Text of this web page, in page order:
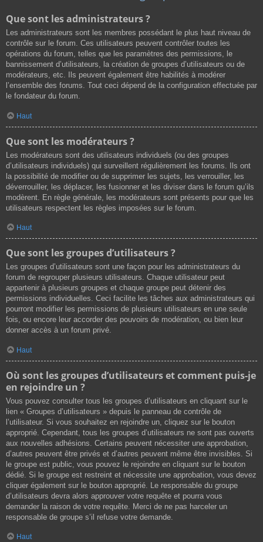
Que sont les administrateurs ?
Les administrateurs sont les membres possédant le plus haut niveau de
contrôle sur le forum. Ces utilisateurs peuvent contrôler toutes les
opérations du forum, telles que les paramètres des permissions, le
bannissement d’utilisateurs, la création de groupes d’utilisateurs ou de
modérateurs, etc. Ils peuvent également être habilités à modérer
l’ensemble des forums. Tout ceci dépend de la configuration effectuée par
le fondateur du forum.
Haut
Que sont les modérateurs ?
Les modérateurs sont des utilisateurs individuels (ou des groupes
d’utilisateurs individuels) qui surveillent régulièrement les forums. Ils ont
la possibilité de modifier ou de supprimer les sujets, les verrouiller, les
déverrouiller, les déplacer, les fusionner et les diviser dans le forum qu’ils
modèrent. En règle générale, les modérateurs sont présents pour que les
utilisateurs respectent les règles imposées sur le forum.
Haut
Que sont les groupes d’utilisateurs ?
Les groupes d’utilisateurs sont une façon pour les administrateurs du
forum de regrouper plusieurs utilisateurs. Chaque utilisateur peut
appartenir à plusieurs groupes et chaque groupe peut détenir des
permissions individuelles. Ceci facilite les tâches aux administrateurs qui
pourront modifier les permissions de plusieurs utilisateurs en une seule
fois, ou encore leur accorder des pouvoirs de modération, ou bien leur
donner accès à un forum privé.
Haut
Où sont les groupes d’utilisateurs et comment puis-je
en rejoindre un ?
Vous pouvez consulter tous les groupes d’utilisateurs en cliquant sur le
lien « Groupes d’utilisateurs » depuis le panneau de contrôle de
l’utilisateur. Si vous souhaitez en rejoindre un, cliquez sur le bouton
approprié. Cependant, tous les groupes d’utilisateurs ne sont pas ouverts
aux nouvelles adhésions. Certains peuvent nécessiter une approbation,
d’autres peuvent être privés et d’autres peuvent même être invisibles. Si
le groupe est public, vous pouvez le rejoindre en cliquant sur le bouton
dédié. Si le groupe est restreint et nécessite une approbation, vous devez
cliquer également sur le bouton approprié. Le responsable du groupe
d’utilisateurs devra alors approuver votre requête et pourra vous
demander la raison de votre requête. Merci de ne pas harceler un
responsable de groupe s’il refuse votre demande.
Haut